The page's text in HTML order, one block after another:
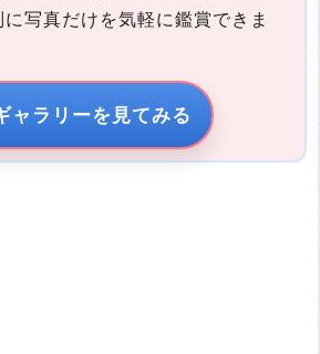
写真だけを気軽に鑑賞できま
ャラリーを見てみる